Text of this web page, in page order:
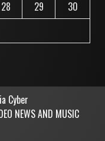
28 29
30
Cyber
NEWS AND MUSIC